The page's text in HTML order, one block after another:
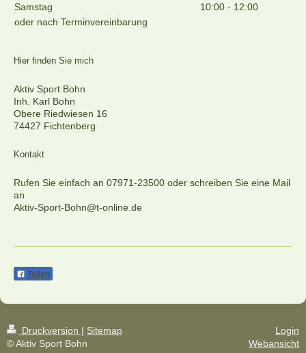
Samstag
10:00 - 12:00
oder nach Terminvereinbarung
Hier finden Sie mich
Aktiv Sport Bohn
Inh. Karl Bohn
Obere Riedwiesen 16
74427 Fichtenberg
Kontakt
Rufen Sie einfach an 07971-23500 oder schreiben Sie eine Mail
an
Aktiv-Sport-Bohn@t-online.de
Teilen
Druckversion | Sitemap
© Aktiv Sport Bohn
Login
Webansicht